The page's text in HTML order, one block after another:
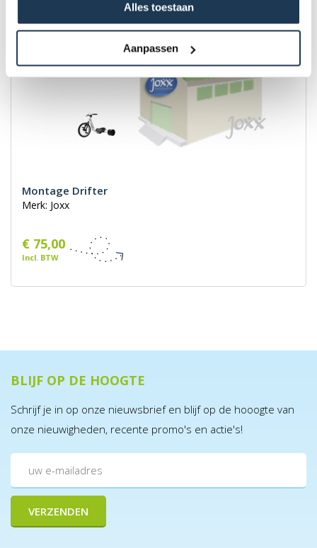
Alles toestaan
Aanpassen
Montage Drifter
Merk: Joxx
€ 75,00
Incl. BTW
BLIJF OP DE HOOGTE
Schrijf je in op onze nieuwsbrief en blijf op de hooogte van
onze nieuwigheden, recente promo's en actie's!